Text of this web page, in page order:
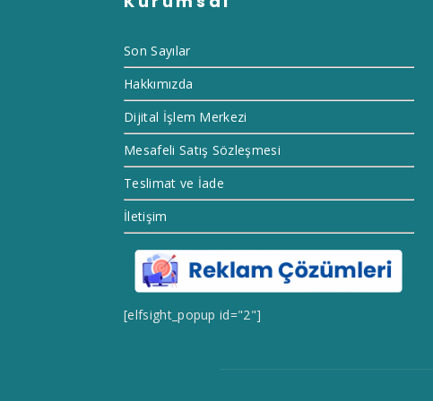
Son Sayılar
Hakkımızda
Dijital İşlem Merkezi
Mesafeli Satış Sözleşmesi
Teslimat ve İade
İletişim
[elfsight_popup id="2"]